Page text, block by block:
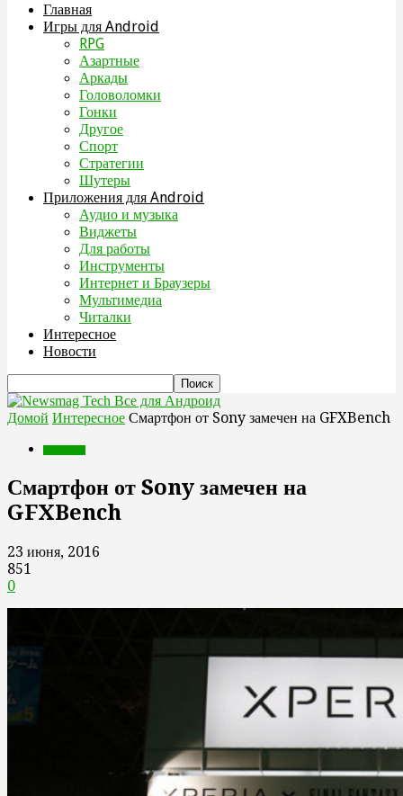
Главная
Игры для Android
RPG
Азартные
Аркады
Головоломки
Гонки
Другое
Спорт
Стратегии
Шутеры
Приложения для Android
Аудио и музыка
Виджеты
Для работы
Инструменты
Интернет и Браузеры
Мультимедиа
Читалки
Интересное
Новости
Все для Андроид
Домой Интересное Смартфон от Sony замечен на GFXBench
Смартфон от Sony замечен на
GFXBench
23 июня, 2016
851
0